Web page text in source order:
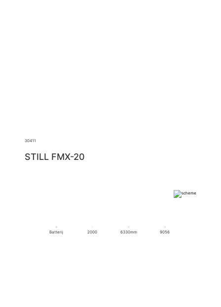
30411
STILL FMX-20
Batterij 2000 6330mm 9056